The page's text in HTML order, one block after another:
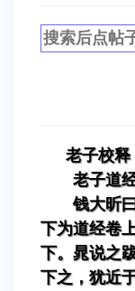
老子校
老子道
钱大昕
下为道经卷
下。晁说之
下之，犹近